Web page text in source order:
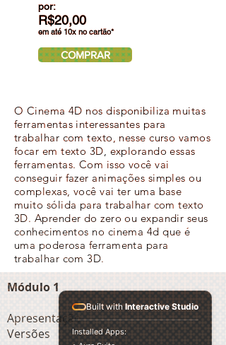
por:
em até 10x no cartão*
R$20,00
COMPRAR
O Cinema 4D nos disponibiliza muitas
ferramentas interessantes para
trabalhar com texto, nesse curso vamos
focar em texto 3D, explorando essas
ferramentas. Com isso você vai
conseguir fazer animações simples ou
complexas, você vai ter uma base
muito sólida para trabalhar com texto
3D. Aprender do zero ou expandir seus
conhecimentos no cinema 4d que é
uma poderosa ferramenta para
trabalhar com 3D.
Garantia
7 dias
Módulo 1
Apresentação
Versões
Built withInteractive Studio
Installed Apps: